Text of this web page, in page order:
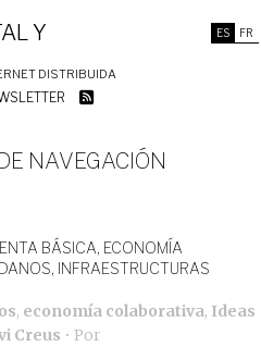
ES FR
Y
DISTRIBUIDA
NAVEGACIÓN
BÁSICA, ECONOMÍA
INFRAESTRUCTURAS
, economía colaborativa, Ideas
Creus • Por